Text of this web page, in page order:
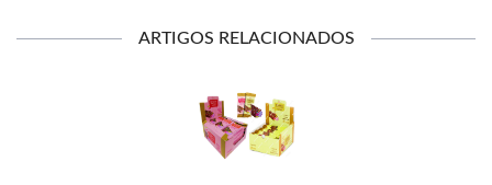
ARTIGOS RELACIONADOS